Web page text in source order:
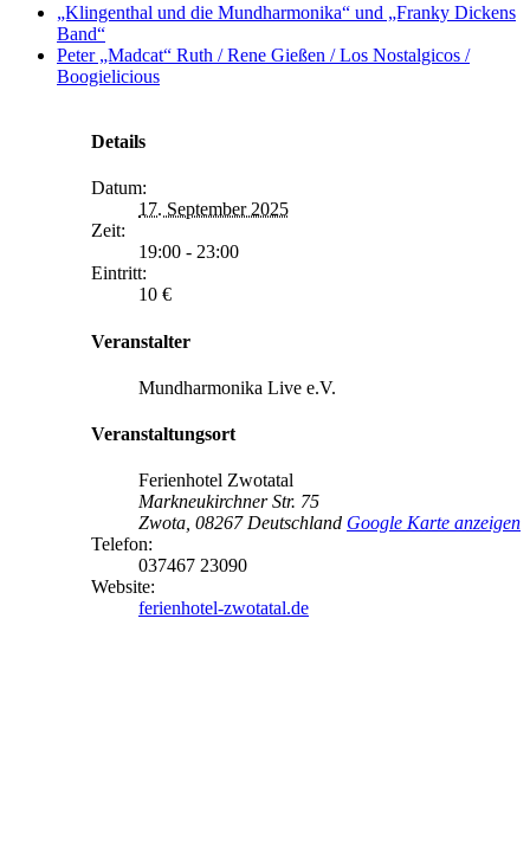
„Klingenthal und die Mundharmonika“ und „Franky Dickens
Band“
Peter „Madcat“ Ruth / Rene Gießen / Los Nostalgicos /
Boogielicious
Details
Datum:
17. September 2025
Zeit:
19:00 - 23:00
Eintritt:
10 €
Veranstalter
Mundharmonika Live e.V.
Veranstaltungsort
Ferienhotel Zwotatal
Markneukirchner Str. 75
Zwota, 08267 Deutschland Google Karte anzeigen
Telefon:
037467 23090
Website:
ferienhotel-zwotatal.de